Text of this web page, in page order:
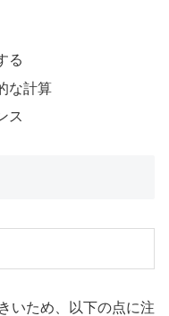
る
な計算
ス
いため、以下の点に注